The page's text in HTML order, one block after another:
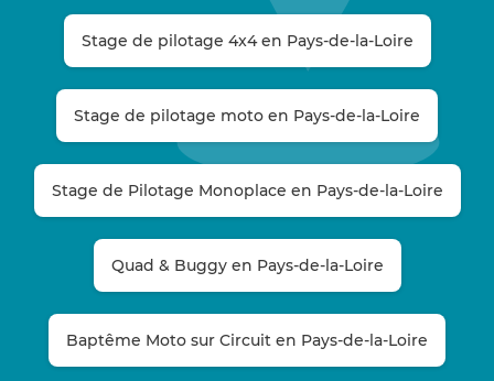
Stage de pilotage 4x4 en Pays-de-la-Loire
Stage de pilotage moto en Pays-de-la-Loire
Stage de Pilotage Monoplace en Pays-de-la-Loire
Quad & Buggy en Pays-de-la-Loire
Baptême Moto sur Circuit en Pays-de-la-Loire